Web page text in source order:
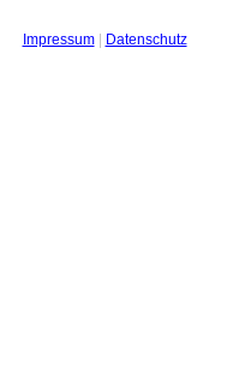
Impressum| Datenschutz